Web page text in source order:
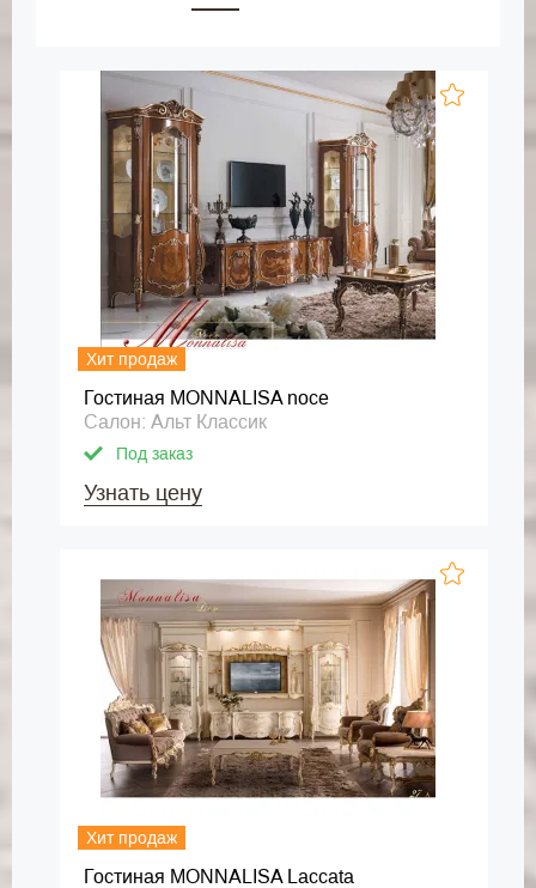
Хит продаж
Гостиная MONNALISA noce
Салон: Альт Классик
Под заказ
Узнать цену
Хит продаж
Гостиная MONNALISA Laccata